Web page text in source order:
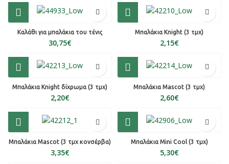
Καλάθι για μπαλάκια του τένις
€
Μπαλάκια Knight (3 τμχ)
€
Μπαλάκια Knight δίχρωμα (3 τμχ)
€
Μπαλάκια Mascot (3 τμχ)
€
Μπαλάκια Mascot (3 τμχ κονσέρβα)
€
Μπαλάκια Mini Cool (3 τμχ)
€